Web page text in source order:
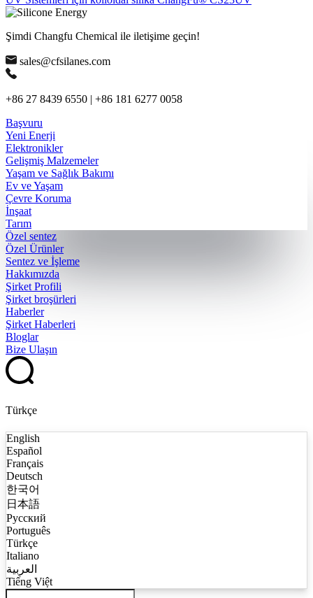
Şimdi Changfu Chemical ile iletişime geçin!
sales@cfsilanes.com
+86 27 8439 6550 | +86 181 6277 0058
Başvuru
Yeni Enerji
Elektronikler
Gelişmiş Malzemeler
Yaşam ve Sağlık Bakımı
Ev ve Yaşam
Çevre Koruma
İnşaat
Tarım
Özel sentez
Özel Ürünler
Sentez ve İşleme
Hakkımızda
Şirket Profili
Şirket broşürleri
Haberler
Şirket Haberleri
Bloglar
Bize Ulaşın
Türkçe
English
Español
Français
Deutsch
한국어
日本語
Русский
Português
Türkçe
Italiano
العربية
Tiếng Việt